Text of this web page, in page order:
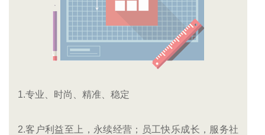
1.专业、时尚、精准、稳定
2.客户利益至上，永续经营；员工快乐成长，服务社